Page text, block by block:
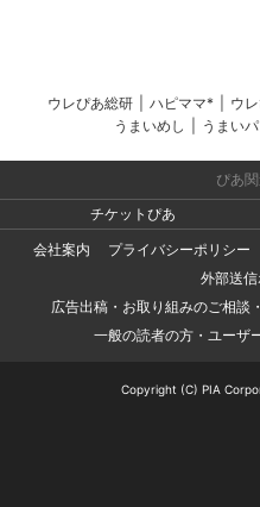
ウレぴあ総研 ハピママ* ウ
うまいめし
うまい
ぴあ
チケットぴあ
会社案内
プライバシーポリシー
外部送
広告出稿・お取り組みのご相談
一般の読者の方・ユーザ
Copyright (C) PIA